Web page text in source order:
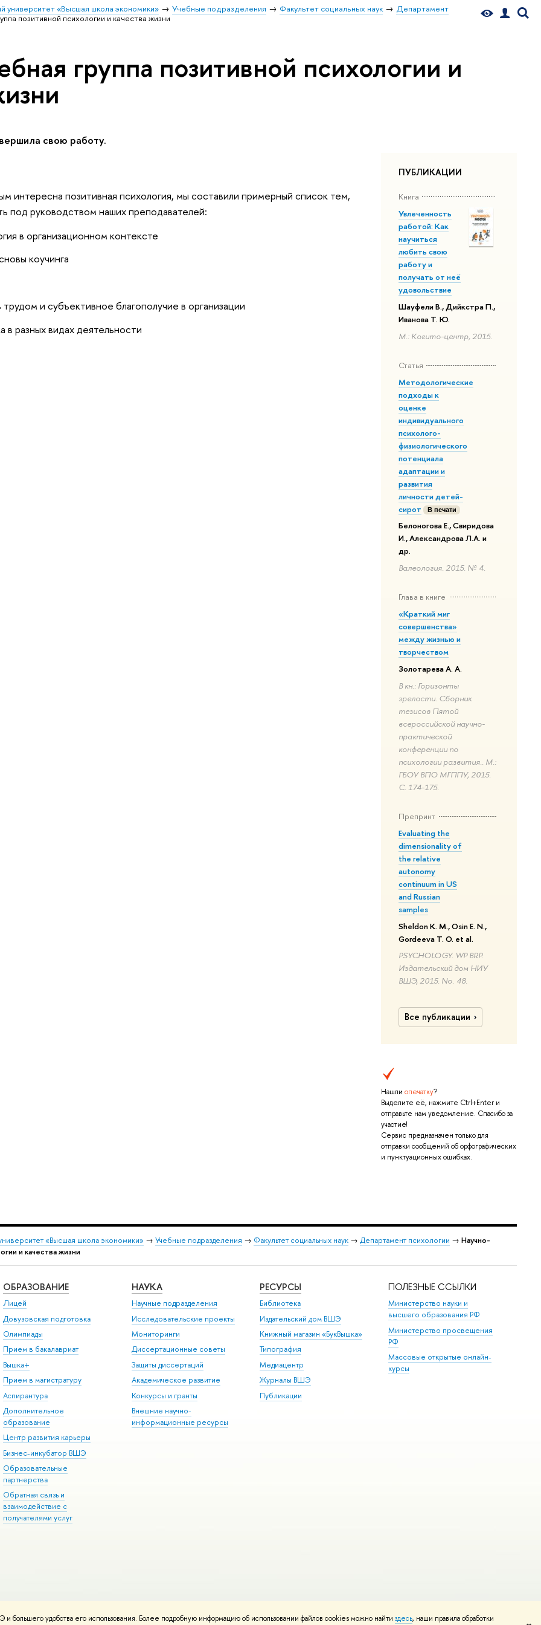
удобства его использования. Более подробную информацию об использовании файлов cookies можно найти здесь, наши правила обработки
университет «Высшая школа экономики» Учебные подразделения Факультет социальных наук
Департамент
позитивной психологии и качества жизни
группа позитивной психологии и
ПУБЛИКАЦИИ
Книга
Увлеченность
работой: Как
научиться
любить свою
работу и
получать от неё
удовольствие
Шауфели В., Дийкстра П.,
Иванова Т. Ю.
М.: Когито-центр, 2015.
Статья
Методологические
подходы к
оценке
индивидуального
психолого-
физиологического
потенциала
адаптации и
развития
личности детей-
сирот
В печати
Белоногова Е., Свиридова
И., Александрова Л.А. и
др.
Валеология. 2015. № 4.
Глава в книге
«Краткий миг
совершенства»
между жизнью и
творчеством
Золотарева А. А.
В кн.: Горизонты
зрелости. Сборник
тезисов Пятой
всероссийской научно-
практической
конференции по
психологии развития.. М.:
ГБОУ ВПО МГППУ, 2015.
С. 174-175.
Препринт
Evaluating the
dimensionality of
the relative
autonomy
continuum in US
and Russian
samples
Sheldon K. M., Osin E. N.,
Gordeeva T. O. et al.
PSYCHOLOGY. WP BRP.
Издательский дом НИУ
ВШЭ, 2015. No. 48.
Все публикации
Нашли опечатку?
Выделите её, нажмите Ctrl+Enter и
отправьте нам уведомление. Спасибо за
участие!
Сервис предназначен только для
отправки сообщений об орфографических
и пунктуационных ошибках.
свою работу.
интересна позитивная психология, мы составили примерный список тем,
под руководством наших преподавателей:
в организационном контексте
коучинга
и субъективное благополучие в организации
в разных видах деятельности
«Высшая школа экономики» → Учебные подразделения → Факультет социальных наук → Департамент психологии → Научно-
и качества жизни
ОБРАЗОВАНИЕ
Лицей
Довузовская подготовка
Олимпиады
Прием в бакалавриат
Вышка+
Прием в магистратуру
Аспирантура
Дополнительное
образование
Центр развития карьеры
Бизнес-инкубатор ВШЭ
Образовательные
партнерства
Обратная связь и
взаимодействие с
получателями услуг
НАУКА
Научные подразделения
Исследовательские проекты
Мониторинги
Диссертационные советы
Защиты диссертаций
Академическое развитие
Конкурсы и гранты
Внешние научно-
информационные ресурсы
РЕСУРСЫ
Библиотека
Издательский дом ВШЭ
Книжный магазин «БукВышка»
Типография
Медиацентр
Журналы ВШЭ
Публикации
ПОЛЕЗНЫЕ ССЫЛКИ
Министерство науки и
высшего образования РФ
Министерство просвещения
РФ
Массовые открытые онлайн-
курсы
Редактору
Условия использования материалов Политика конфиденциальности Карта сайта